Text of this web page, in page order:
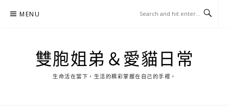
MENU
雙胞姐弟＆愛貓日常
生命活在當下，生活的精彩掌握在自己的手裡。